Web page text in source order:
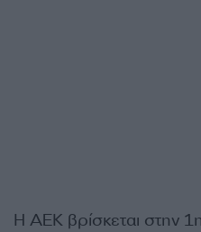
Η ΑΕΚ βρίσκεται στην